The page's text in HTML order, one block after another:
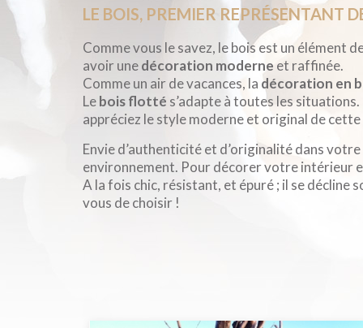
LE BOIS, PREMIER REPRÉSENTANT
Comme vous le savez, le bois est un
avoir unedécoration moderne et raffinée.
Comme un air de vacances, la décoration en
Lebois flotté s’adapte à toutes les situations.
appréciez le style moderne et original de
Envie d’authenticité et d’originalité dans
environnement. Pour décorer votre intérieur
A la fois chic, résistant, et épuré ; il se
vous de choisir !